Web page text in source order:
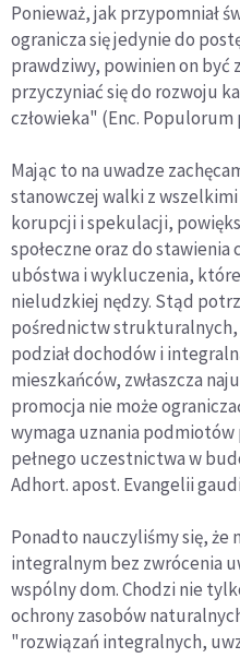
Ponieważ, jak przypomniał
ogranicza się jedynie do
prawdziwy, powinien on być
przyczyniać się do rozwoju
człowieka" (Enc. Populorum
Mając to na uwadze
stanowczej walki z
korupcji i spekulacji,
społeczne oraz do
ubóstwa i wykluczenia,
nieludzkiej nędzy. Stąd
pośrednictw strukturalnych,
podział dochodów i
mieszkańców, zwłaszcza
promocja nie może
wymaga uznania podmiotów
pełnego uczestnictwa w
Adhort. apost. Evangelii
Ponadto nauczyliśmy się, że
integralnym bez zwrócenia
wspólny dom. Chodzi nie
ochrony zasobów
"rozwiązań integralnych,